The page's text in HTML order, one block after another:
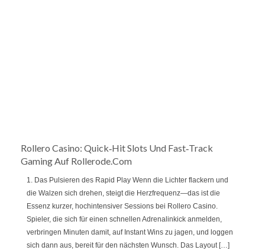
Rollero Casino: Quick‑Hit Slots Und Fast‑Track
Gaming Auf Rollerode.com
1. Das Pulsieren des Rapid Play Wenn die Lichter flackern und
die Walzen sich drehen, steigt die Herzfrequenz—das ist die
Essenz kurzer, hochintensiver Sessions bei Rollero Casino.
Spieler, die sich für einen schnellen Adrenalinkick anmelden,
verbringen Minuten damit, auf Instant Wins zu jagen, und loggen
sich dann aus, bereit für den nächsten Wunsch. Das Layout […]